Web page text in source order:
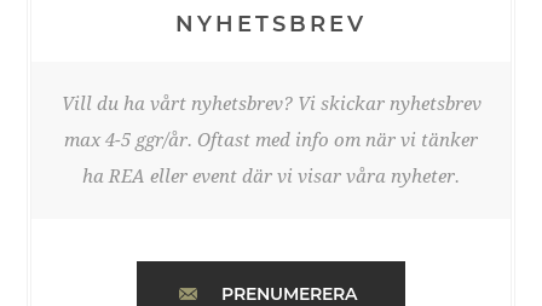
NYHETSBREV
Vill du ha vårt nyhetsbrev? Vi skickar nyhetsbrev
max 4-5 ggr/år. Oftast med info om när vi tänker
ha REA eller event där vi visar våra nyheter.
PRENUMERERA